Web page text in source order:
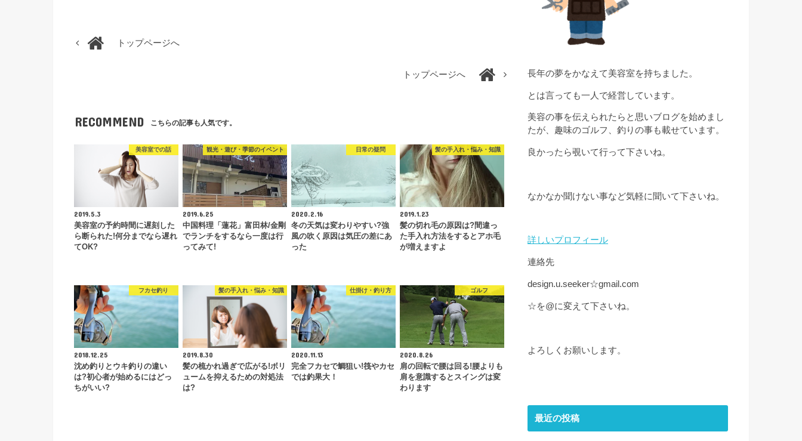
トップページへ
トップページへ
RECOMMEND こちらの記事も人気です。
美容室での話
2019.5.3
美容室の予約時間に遅刻した
ら断られた!何分までなら遅れ
てOK?
観光・遊び・季節のイベント
2019.6.25
中国料理「蓮花」富田林/金剛
でランチをするなら一度は行
ってみて!
日常の疑問
2020.2.16
冬の天気は変わりやすい?強
風の吹く原因は気圧の差にあ
った
髪の手入れ・悩み・知識
2019.1.23
髪の切れ毛の原因は?間違っ
た手入れ方法をするとアホ毛
が増えますよ
フカセ釣り
2018.12.25
沈め釣りとウキ釣りの違い
は?初心者が始めるにはどっ
ちがいい?
髪の手入れ・悩み・知識
2019.8.30
髪の梳かれ過ぎで広がる!ボリ
ュームを抑えるための対処法
は?
仕掛け・釣り方
2020.11.13
完全フカセで鯛狙い!筏やカセ
では釣果大！
ゴルフ
2020.8.26
肩の回転で腰は回る!腰よりも
肩を意識するとスイングは変
わります
長年の夢をかなえて美容室を持ちました。
とは言っても一人で経営しています。
美容の事を伝えられたらと思いブログを始めまし
たが、趣味のゴルフ、釣りの事も載せています。
良かったら覗いて行って下さいね。
なかなか聞けない事など気軽に聞いて下さいね。
詳しいプロフィール
連絡先
design.u.seeker☆gmail.com
☆を@に変えて下さいね。
よろしくお願いします。
最近の投稿